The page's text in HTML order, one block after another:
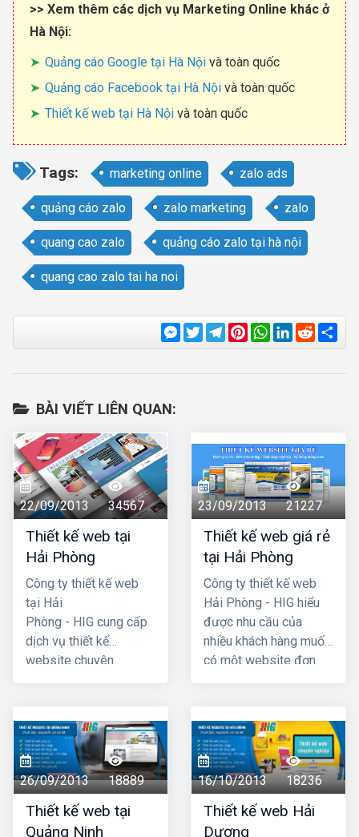
>> Xem thêm các dịch vụ Marketing Online khác ở
Hà Nội:
Quảng cáo Google tại Hà Nội và toàn quốc
Quảng cáo Facebook tại Hà Nội và toàn quốc
Thiết kế web tại Hà Nội và toàn quốc
Tags: marketing online zalo ads
quảng cáo zalo zalo marketing zalo
quang cao zalo quảng cáo zalo tại hà nội
quang cao zalo tai ha noi
Messenger
TwitterTelegram
Pinterest
WhatsApp
LinkedIn
Reddit
BÀI VIẾT LIÊN QUAN:
22/09/2013 34567
Thiết kế web tại
Hải Phòng
Công ty thiết kế web
tại Hải
Phòng - HIG cung cấp
dịch vụ thiết kế
website chuyên
kế web hợp lý, giá cả
cạnh tranh nhất. Công
ty chúng tôi có đội ngũ
lập trình nhiều kinh
nhgiệm, đội ngũ tư vấn
am hiểu nhiệt tình với
khách hàng. Mã
23/09/2013 21227
Thiết kế web giá rẻ
tại Hải Phòng
Công ty thiết kế web
Hải Phòng - HIG hiểu
được nhu cầu của
nhiều khách hàng muốn
có một website đơn
đưa ra chương trình
thiết kế website giá rẻ
tại hải phòng chỉ với
4 triệu -> 5 triệu đồng
(trọn gói đã bao gồm
tên miền .com +
hosting + chứng thực
26/09/2013 18889
Thiết kế web tại
Quảng Ninh
16/10/2013 18236
Thiết kế web Hải
Dương